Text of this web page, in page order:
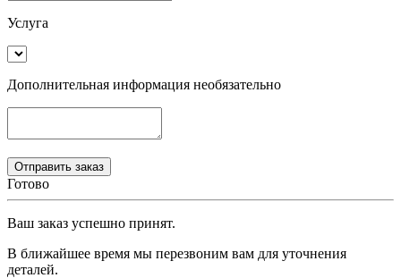
Услуга
Дополнительная информация необязательно
Готово
Ваш заказ успешно принят.
В ближайшее время мы перезвоним вам для уточнения
деталей.